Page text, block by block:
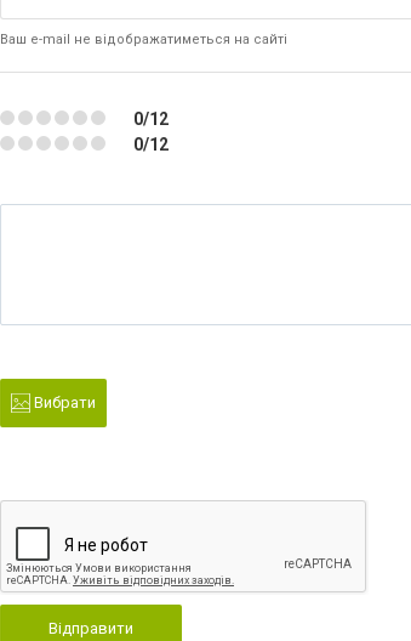
Ваш e-mail не відображатиметься на сайті
0/12
0/12
Вибрати
Відправити